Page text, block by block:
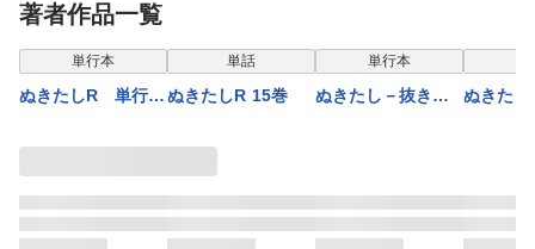
か？－ 単行本版
2巻
著者作品一覧
単行本
ぬきたしR 単行本
単話
ぬきたしR 15巻
表示制限中
単行本
ぬきたし－抜きゲ
か？－ 単行本版
2巻
ぬきた